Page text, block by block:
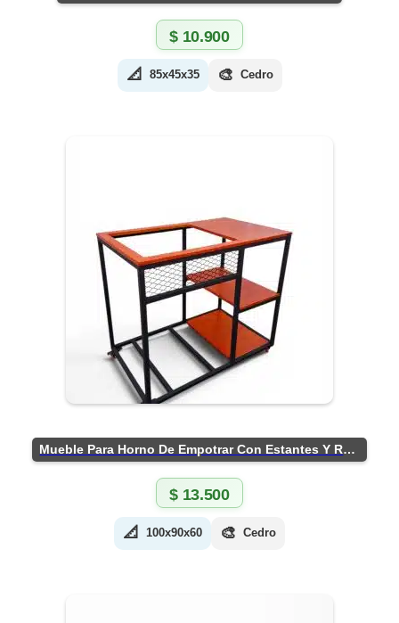
$10.900
📐 85x45x35 🎨 Cedro
Mueble Para Horno De Empotrar Con Estantes Y Ruedas
$13.500
📐 100x90x60 🎨 Cedro